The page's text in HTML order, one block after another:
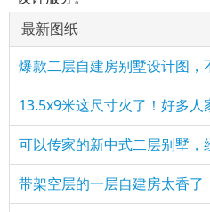
最新图纸
带架空层的一层自建房太香